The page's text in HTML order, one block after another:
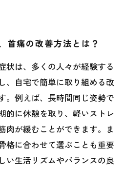
首痛の改善方法とは？
状は、多くの人々が経験する
、自宅で簡単に取り組める改
。例えば、長時間同じ姿勢で
的に休憩を取り、軽いストレ
肉が緩むことができます。ま
格に合わせて選ぶことも重要
い生活リズムやバランスの良